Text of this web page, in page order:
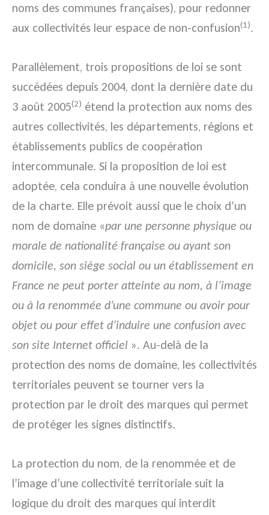
noms des communes françaises), pour redonner
aux collectivités leur espace de non-confusion(1).
Parallèlement, trois propositions de loi se sont
succédées depuis 2004, dont la dernière date du
3 août 2005(2) étend la protection aux noms des
autres collectivités, les départements, régions et
établissements publics de coopération
intercommunale. Si la proposition de loi est
adoptée, cela conduira à une nouvelle évolution
de la charte. Elle prévoit aussi que le choix d’un
nom de domaine «par une personne physique ou
morale de nationalité française ou ayant son
domicile, son siège social ou un établissement en
France ne peut porter atteinte au nom, à l’image
ou à la renommée d’une commune ou avoir pour
objet ou pour effet d’induire une confusion avec
son site Internet officiel ». Au-delà de la
protection des noms de domaine, les collectivités
territoriales peuvent se tourner vers la
protection par le droit des marques qui permet
de protéger les signes distinctifs.
La protection du nom, de la renommée et de
l’image d’une collectivité territoriale suit la
logique du droit des marques qui interdit